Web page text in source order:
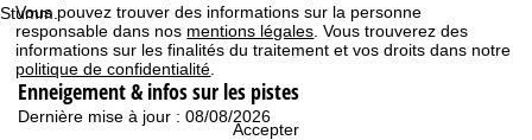
Vous pouvez trouver des informations sur la personne
responsable dans nos mentions légales . Vous trouverez des
informations sur les finalités du traitement et vos droits dans notre
politique de confidentialité
Accepter
c
c
u
Stumm.
Enneigement & infos sur les pistes
Dernière mise à jour : 08/08/2026